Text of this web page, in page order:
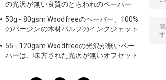
の光沢が無い良質のとらわれのペーパー
53g - 80gsm Woodfreeのペーパー、100%
のバージンの木材パルプのインクジェット
55 - 120gsm Woodfreeの光沢が無いペー
パーは、味方された光沢が無いオフセット